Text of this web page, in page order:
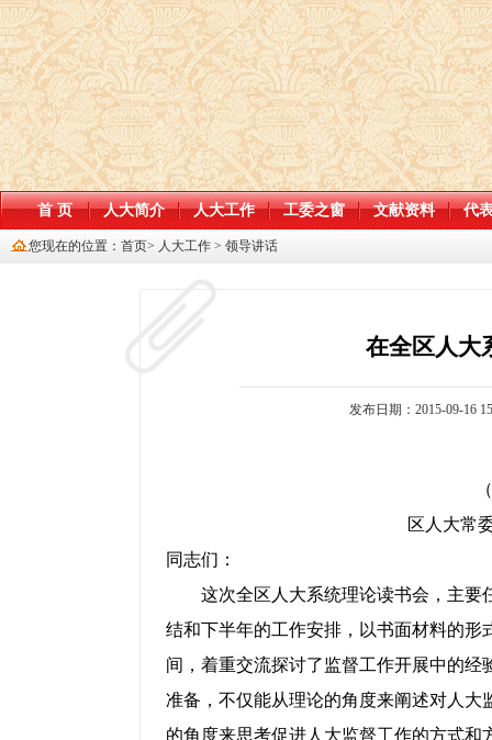
首 页 人大简介 人大工作 工委之窗 文献资料 代
您现在的位置： 首页> 人大工作 > 领导讲话
在全区人大
发布日期：2015-09-16
（
区人大常
同志们：
这次全区人大系统理论读书会，主要
结和下半年的工作安排，以书面材料的
间，着重交流探讨了监督工作开展中的
准备，不仅能从理论的角度来阐述对人
的角度来思考促进人大监督工作的方式